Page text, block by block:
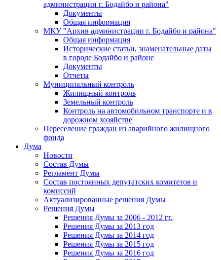
администрации г. Бодайбо и района"
Документы
Общая информация
МКУ "Архив администрации г. Бодайбо и района"
Общая информация
Исторические статьи, знаменательные даты
в городе Бодайбо и районе
Документы
Отчеты
Муниципальный контроль
Жилищный контроль
Земельный контроль
Контроль на автомобильном транспорте и в
дорожном хозяйстве
Переселение граждан из аварийного жилищного
фонда
Дума
Новости
Состав Думы
Регламент Думы
Состав постоянных депутатских комитетов и
комиссий
Актуализированные решения Думы
Решения Думы
Решения Думы за 2006 - 2012 гг.
Решения Думы за 2013 год
Решения Думы за 2014 год
Решения Думы за 2015 год
Решения Думы за 2016 год